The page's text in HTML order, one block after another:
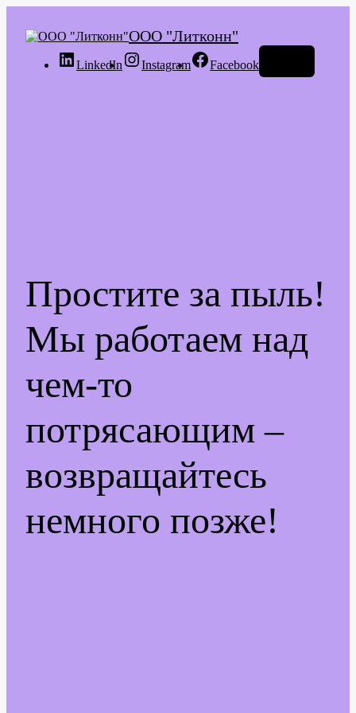
ООО "Литконн"
LinkedIn Instagram Facebook
Простите за пыль!
Мы работаем над
чем-то
потрясающим –
возвращайтесь
немного позже!